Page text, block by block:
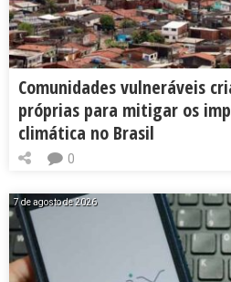
Comunidades vulneráveis
próprias para mitigar os
climática no Brasil
0
7 de agosto de 2026